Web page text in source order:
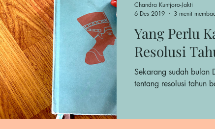
Yang Perlu
Resolusi
Sekarang sudah bulan
tentang resolusi tahun
Chandra Kuntjoro-Jakti
6 Des 2019
3 menit